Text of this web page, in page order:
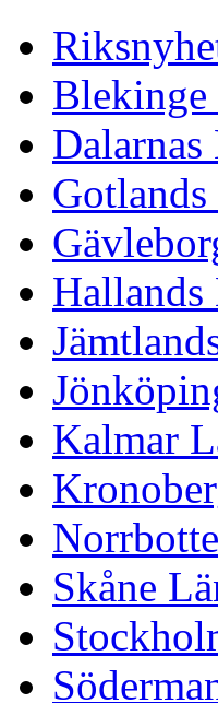
Blekinge
Dalarnas
Gotlands
Hallands
Kalmar
Skåne